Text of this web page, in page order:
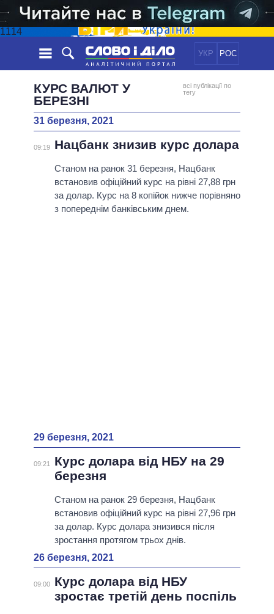
1114
УКР РОС
НОВИНИ
СТРІЧКА
ПОДІЇ
СТАТТІ
ДУМКИ
ОГЛЯДИ
ДАЙДЖЕСТИ
ПОЛІТИКА
ЕКОНОМІКА
СУСПІЛЬСТВО
СВІТ
ОБIЦЯНКИ
ПОЛIТИКИ
УСІ ПОЛІТИКИ
ПРЕЗИДЕНТ І ОФІС
ВЕРХОВНА РАДА
ІНФОГРАФІКА
ВІДЕО
КУРС ВАЛЮТ У
БЕРЕЗНІ
всі публікації по
тегу
31 березня, 2021
09:19 Нацбанк знизив курс долара
Станом на ранок 31 березня, Нацбанк
встановив офіційний курс на рівні 27,88 грн
за долар. Курс на 8 копійок нижче порівняно
з попереднім банківським днем.
29 березня, 2021
09:21
Курс долара від НБУ на 29
березня
Станом на ранок 29 березня, Нацбанк
встановив офіційний курс на рівні 27,96 грн
за долар. Курс долара знизився після
зростання протягом трьох днів.
26 березня, 2021
09:00
Курс долара від НБУ
зростає третій день поспіль